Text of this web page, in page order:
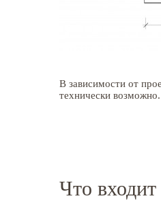
В зависимости от
технически
Что